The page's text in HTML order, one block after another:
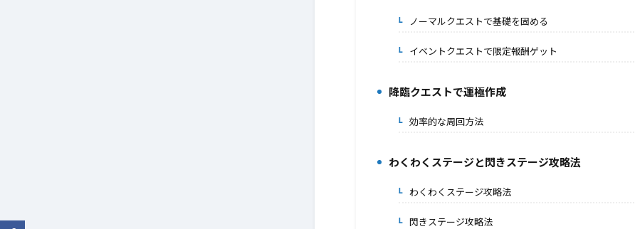
3-1.ノーマルクエストで基礎を固める
3-2.イベントクエストで限定報酬ゲット
4.
降臨クエストで運極作成
4-1.効率的な周回方法
わくわくステージと閃きステージ攻略法
5-1.わくわくステージ攻略法
5-2.閃きステージ攻略法